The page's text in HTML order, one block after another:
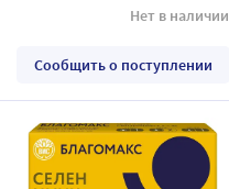
Нет в наличии
Сообщить о поступлении